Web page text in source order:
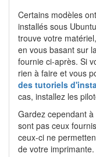
Certains modèles
installés sous
trouve votre
en vous basant sur
fournie ci-après. Si
rien à faire et vous
des tutoriels
cas, installez les
Gardez cependant
sont pas ceux
ceux-ci ne
de votre imprimante.